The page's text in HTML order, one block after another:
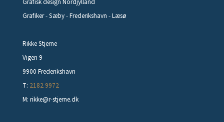
Grafiker - Sæby - Frederikshavn - Læsø
Rikke Stjerne
Vigen 9
9900 Frederikshavn
T: 2182 9972
M: rikke@r-stjerne.dk